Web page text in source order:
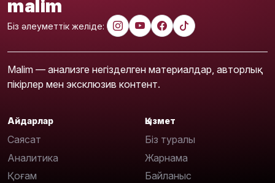
malim
Біз әлеуметтік желіде:
Malim — анализге негізделген материалдар, авторлық
пікірлер мен эксклюзив контент.
Айдарлар
Саясат
Аналитика
Қоғам
Қызмет
Біз туралы
Жарнама
Байланыс